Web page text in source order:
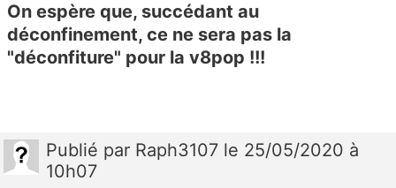
On espère que, succédant au
déconfinement, ce ne sera pas la
"déconfiture" pour la v8pop !!!
Publié par Raph3107 le 25/05/2020 à
10h07